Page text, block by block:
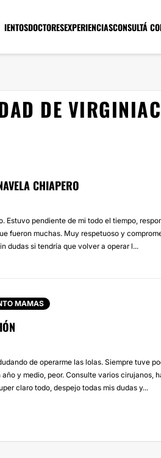
DOCTORESEXPERIENCIASCONSULTÁ
DE
CHIAPERO
Estuvo pendiente de mi todo el tiempo,
fueron muchas. Muy respetuoso y
dudas si tendría que volver a operar l...
MAMAS
de operarme las lolas. Siempre tuve
y medio, peor. Consulte varios cirujanos,
claro todo, despejo todas mis dudas y...